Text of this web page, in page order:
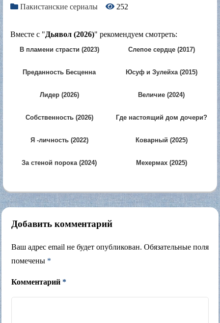
Пакистанские сериалы 252
Вместе с "Дьявол (2026)" рекомендуем смотреть:
В пламени страсти (2023) Слепое сердце (2017)
Преданность Бесценна
Юсуф и Зулейха (2015)
Лидер (2026) Величие (2024)
Собственность (2026)
Где настоящий дом дочери?
Я -личность (2022) Коварный (2025)
За стеной порока (2024) Мехермах (2025)
Добавить комментарий
Ваш адрес email не будет опубликован. Обязательные поля
помечены *
Комментарий *